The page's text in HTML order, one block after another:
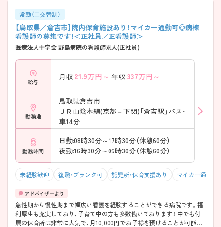
常勤（二交替制）
【鳥取県／倉吉市】院内保育施設あり！マイカー通勤可◎病棟
看護師の募集です！＜正社員／正看護師＞
医療法人十字会 野島病院の看護師求人(正社員)
給与
月収 21.9万円～ 年収 337万円～
勤務地
鳥取県倉吉市
ＪＲ山陰本線(京都－下関)「倉吉駅」バス・
車14分
勤務時間
日勤:08時30分～17時30分（休憩60分）
夜勤:16時30分～09時30分（休憩60分）
未経験歓迎 復職・ブランク可 託児所・保育支援あり マイカー通勤可
急性期から慢性期まで幅広い看護を経験することができる病院です。福
利厚生も充実しており、子育て中の方も多数働いております！ 中でも付
属の保育所は非常に人気で、月10,000円でお子様を預けることが可能で